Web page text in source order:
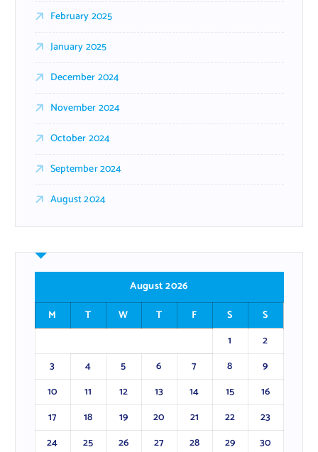
February 2025
January 2025
December 2024
November 2024
October 2024
September 2024
August 2024
August 2026
M
T W T F S
S
1
2
3
4 5 6 7 8
9
10
11 12 13 14 15
16
17
18 19 20 21 22
23
24
25 26 27 28 29
30